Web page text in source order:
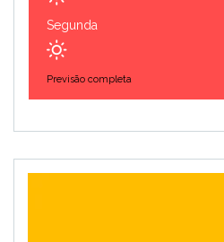
Segunda
Previsão completa